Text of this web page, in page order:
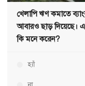
খেলাপি ঋণ কমাতে
আবারও ছাড় দিয়েছে।
কি মনে করেন?
হ্যাঁ